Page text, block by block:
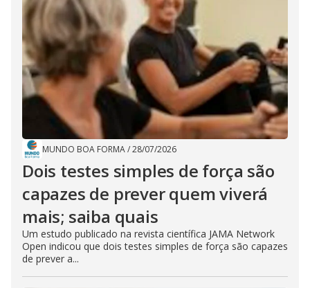
MUNDO BOA FORMA/28/07/2026
Dois testes simples de força são
capazes de prever quem viverá
mais; saiba quais
Um estudo publicado na revista científica JAMA Network
Open indicou que dois testes simples de força são capazes
de prever a...